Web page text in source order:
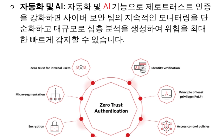
자동화 및 AI: 자동화 및 AI 기능으로 제로트러스트 인증
을 강화하면 사이버 보안 팀의 지속적인 모니터링을 단
순화하고 대규모로 심층 분석을 생성하여 위험을 최대
한 빠르게 감지할 수 있습니다.